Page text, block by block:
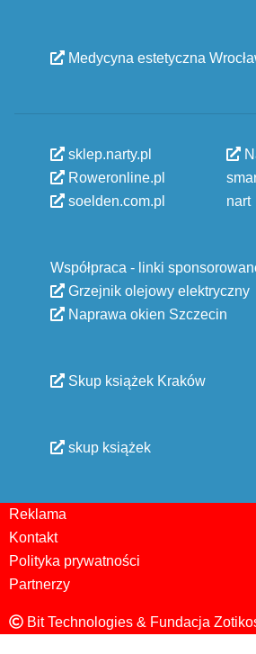
Medycyna estetyczna
sklep.narty.pl
Roweronline.pl
soelden.com.pl
nart
Współpraca - linki
Grzejnik olejowy elektryczny
Naprawa okien Szczecin
Skup książek Kraków
skup książek
Reklama
Kontakt
Polityka prywatności
Partnerzy
Bit Technologies & Fundacja